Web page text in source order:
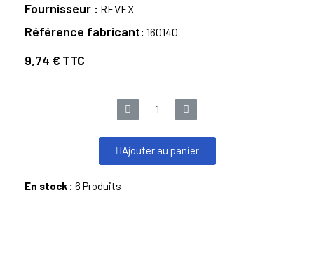
Fournisseur REVEX
Référence fabricant 160140
9,74 € TTC
Ajouter au panier
En stock : 6 Produits